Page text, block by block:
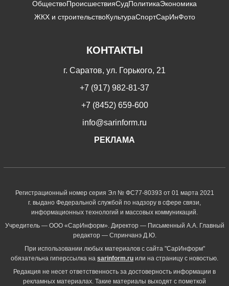
ОбществоПроисшествияСудПолитикаЭкономика
ЖКХ и строительствоКультураСпортСарИнФото
КОНТАКТЫ
г. Саратов, ул. Горького, 21
+7 (917) 982-81-37
+7 (8452) 659-600
info@sarinform.ru
РЕКЛАМА
Регистрационный номер серия Эл № ФС77-80393 от 01 марта 2021
г. выдано Федеральной службой по надзору в сфере связи,
информационных технологий и массовых коммуникаций.
Учредитель — ООО «СарИнформ». Директор — Письменный А.А. Главный
редактор — Спринчанэ Д.Ю.
При использовании любых материалов с сайта "СарИнформ"
обязательна гиперссылка на sarinform.ru или на страницу с новостью.
Редакция не несет ответственность за достоверность информации в
рекламных материалах. Такие материалы выходят с пометкой